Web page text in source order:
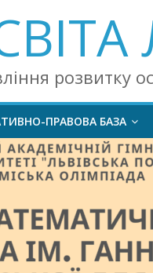
розвитку
ПРАВОВА БАЗА